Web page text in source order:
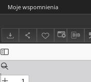
Moje wspomnienia